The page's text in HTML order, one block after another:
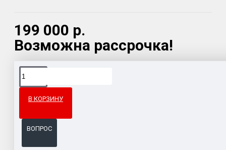
199 000 р.
Возможна рассрочка!
В КОРЗИНУ
ВОПРОС
Доставка товара по всему Таможенному союзу.